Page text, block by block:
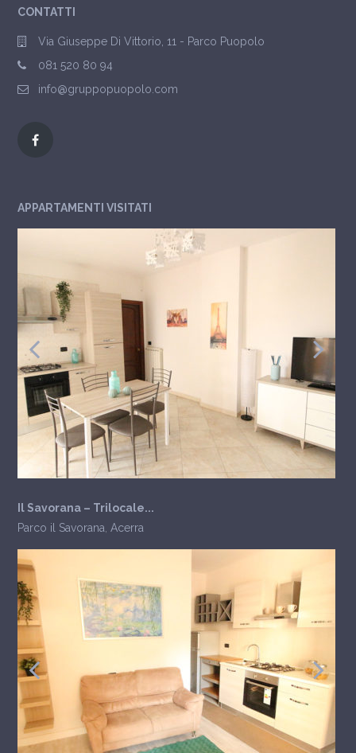
CONTATTI
Via Giuseppe Di Vittorio, 11 - Parco Puopolo
081 520 80 94
info@gruppopuopolo.com
APPARTAMENTI VISITATI
Il Savorana – Trilocale...
Parco il Savorana Acerra